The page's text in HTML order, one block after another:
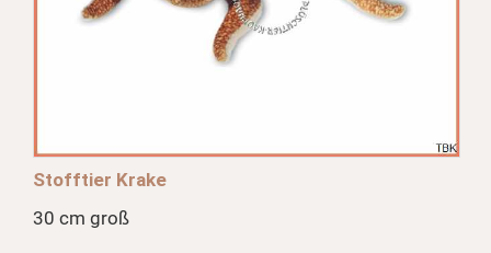
Stofftier Krake
30 cm groß